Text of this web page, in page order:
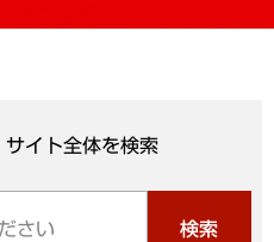
サイト全体を検索
検索